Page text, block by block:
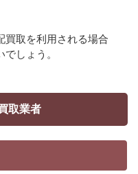
買取を利用される場合
しょう。
取業者